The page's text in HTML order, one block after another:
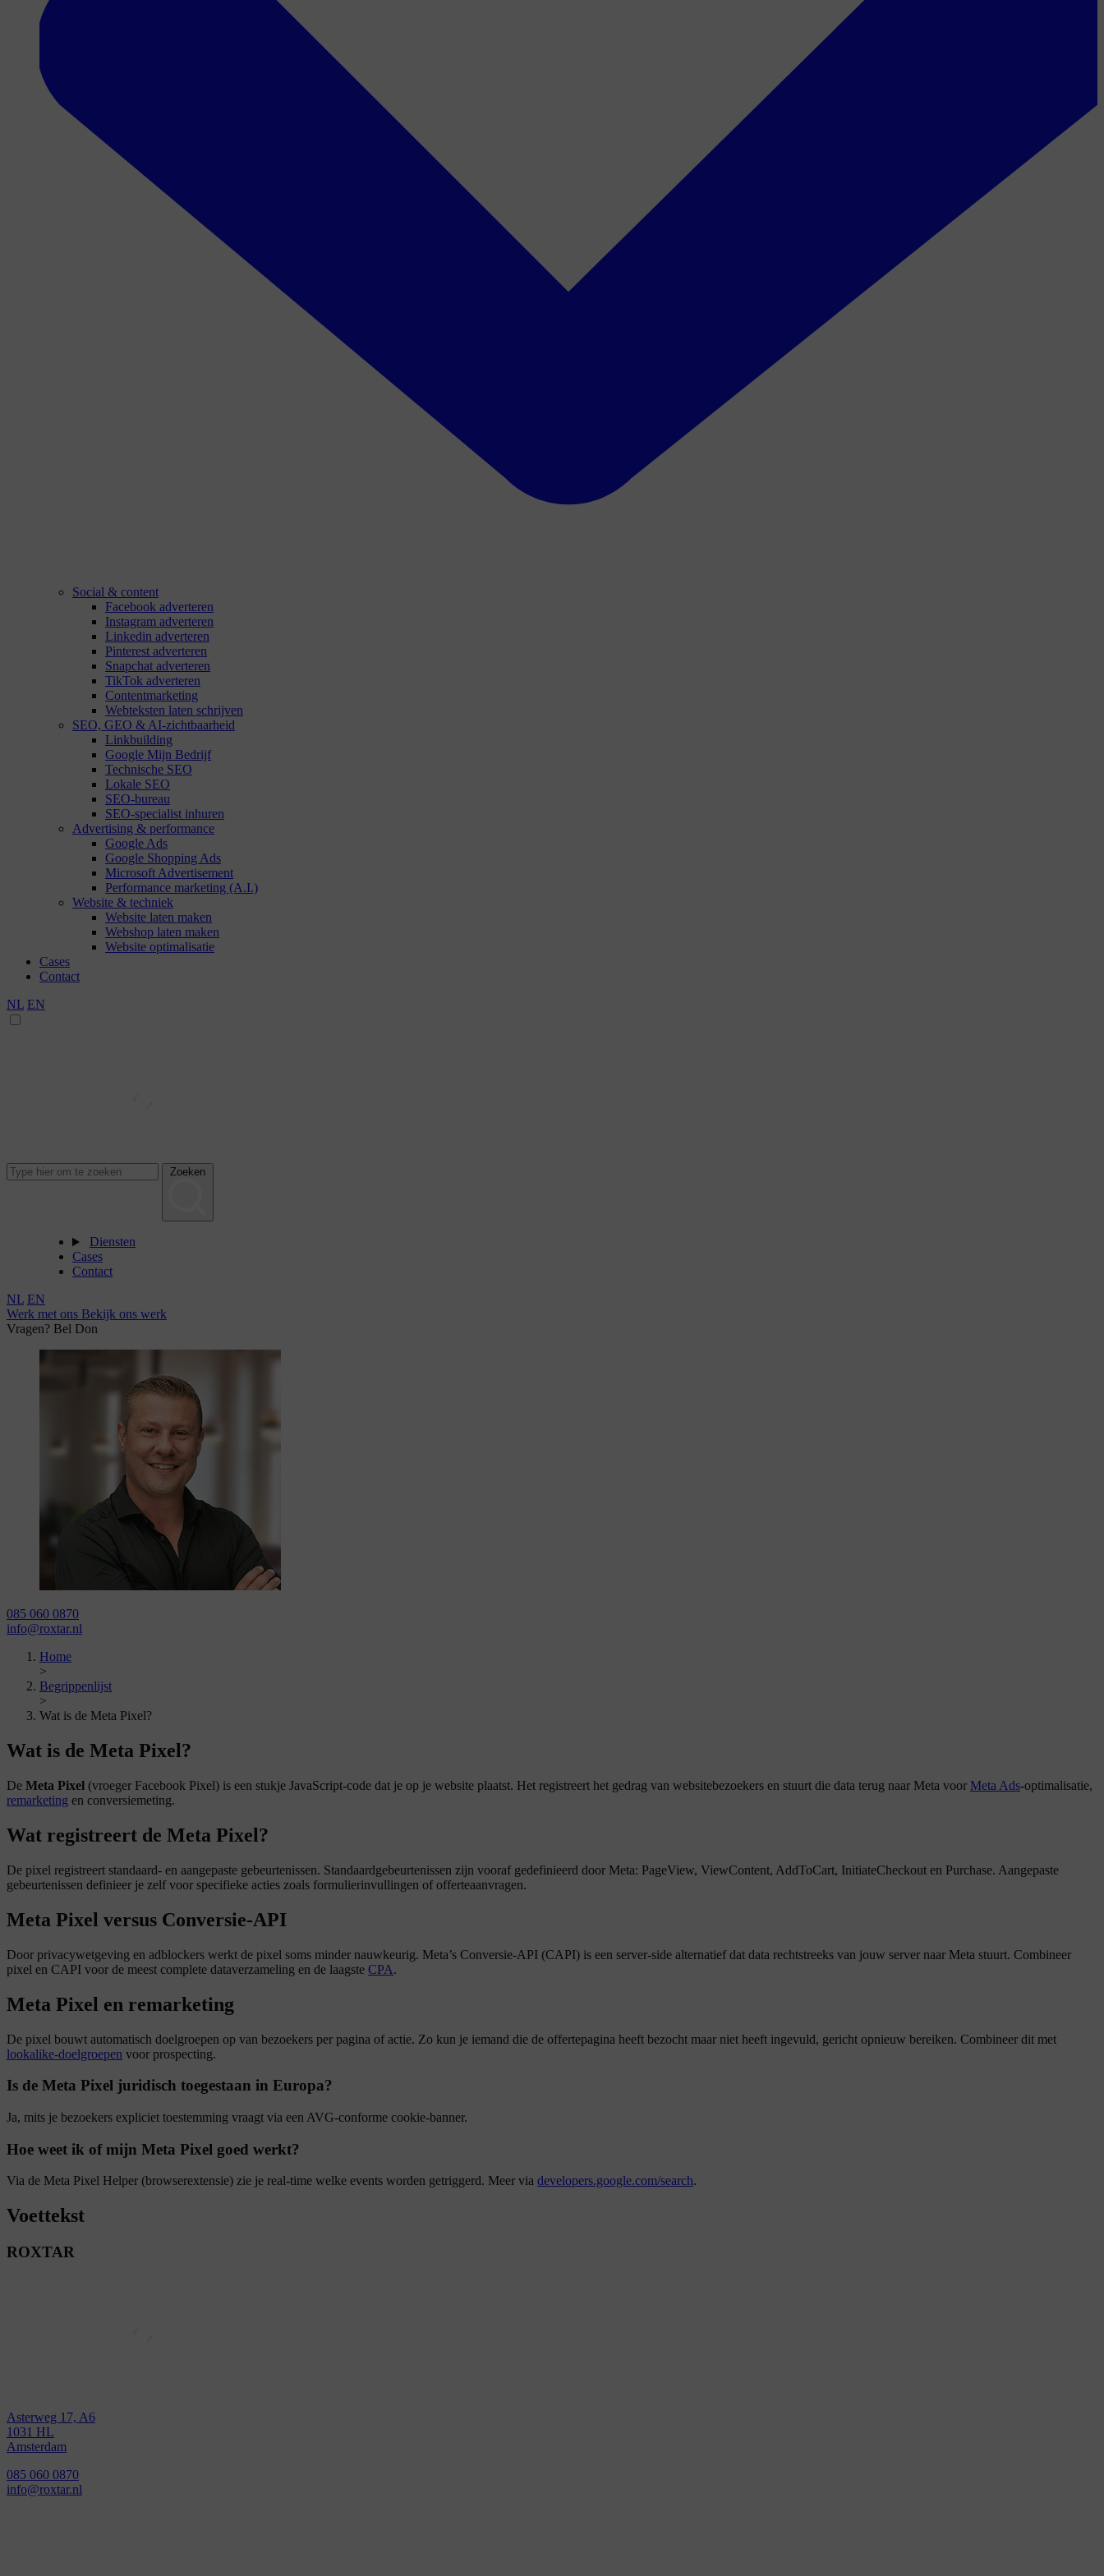
Social & content
Facebook adverteren
Instagram adverteren
Linkedin adverteren
Pinterest adverteren
Snapchat adverteren
TikTok adverteren
Contentmarketing
Webteksten laten schrijven
SEO, GEO & AI-zichtbaarheid
Linkbuilding
Google Mijn Bedrijf
Technische SEO
Lokale SEO
SEO-bureau
SEO-specialist inhuren
Advertising & performance
Google Ads
Google Shopping Ads
Microsoft Advertisement
Performance marketing (A.I.)
Website & techniek
Website laten maken
Webshop laten maken
Website optimalisatie
Cases
Contact
NL EN
Zoeken
Diensten
Cases
Contact
NL EN
Werk met ons Bekijk ons werk
Vragen? Bel Don
085 060 0870
info@roxtar.nl
Home
>
Begrippenlijst
>
Wat is de Meta Pixel?
Wat is de Meta Pixel?
De Meta Pixel (vroeger Facebook Pixel) is een stukje JavaScript-code dat je op je website plaatst. Het registreert het gedrag van websitebezoekers en stuurt die data terug naar Meta voor Meta Ads-optimalisatie,
remarketing en conversiemeting.
Wat registreert de Meta Pixel?
De pixel registreert standaard- en aangepaste gebeurtenissen. Standaardgebeurtenissen zijn vooraf gedefinieerd door Meta: PageView, ViewContent, AddToCart, InitiateCheckout en Purchase. Aangepaste
gebeurtenissen definieer je zelf voor specifieke acties zoals formulierinvullingen of offerteaanvragen.
Meta Pixel versus Conversie-API
Door privacywetgeving en adblockers werkt de pixel soms minder nauwkeurig. Meta’s Conversie-API (CAPI) is een server-side alternatief dat data rechtstreeks van jouw server naar Meta stuurt. Combineer
pixel en CAPI voor de meest complete dataverzameling en de laagste CPA.
Meta Pixel en remarketing
De pixel bouwt automatisch doelgroepen op van bezoekers per pagina of actie. Zo kun je iemand die de offertepagina heeft bezocht maar niet heeft ingevuld, gericht opnieuw bereiken. Combineer dit met
lookalike-doelgroepen voor prospecting.
Is de Meta Pixel juridisch toegestaan in Europa?
Ja, mits je bezoekers expliciet toestemming vraagt via een AVG-conforme cookie-banner.
Hoe weet ik of mijn Meta Pixel goed werkt?
Via de Meta Pixel Helper (browserextensie) zie je real-time welke events worden getriggerd. Meer via developers.google.com/search.
Voettekst
ROXTAR
Asterweg 17, A6
1031 HL
Amsterdam
085 060 0870
info@roxtar.nl